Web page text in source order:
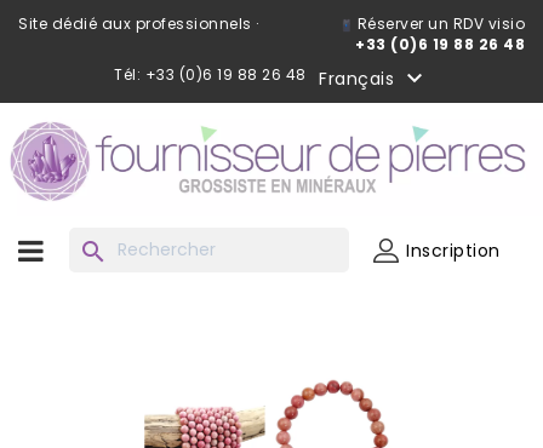
Site dédié aux professionnels ·
Réserver un RDV visio
+33 (0)6 19 88 26 48
Tél: +33 (0)6 19 88 26 48
Français 
search Inscription